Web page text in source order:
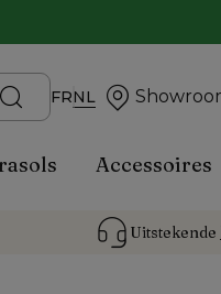
FRNL
Accessoires
Uitstekende